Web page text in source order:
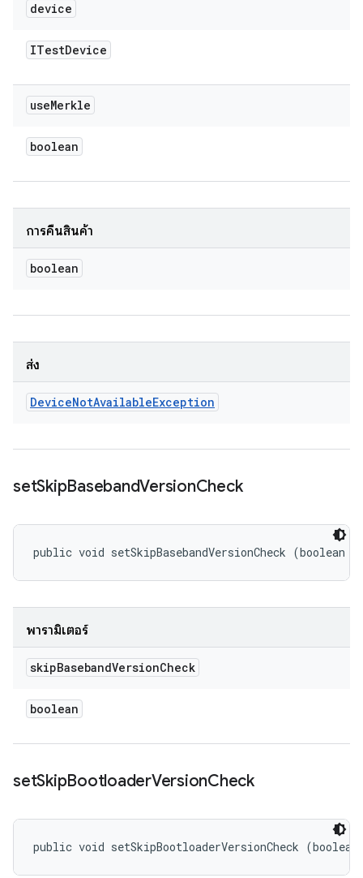
device
ITestDevice
useMerkle
boolean
การคืนสินค้า
boolean
ส่ง
DeviceNotAvailableException
setSkipBasebandVersionCheck
public void setSkipBasebandVersionCheck (boolean
พารามิเตอร์
skipBasebandVersionCheck
boolean
setSkipBootloaderVersionCheck
public void setSkipBootloaderVersionCheck (boolean